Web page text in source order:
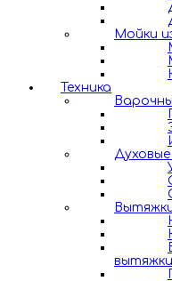
Мойки
Техника
вытяжки